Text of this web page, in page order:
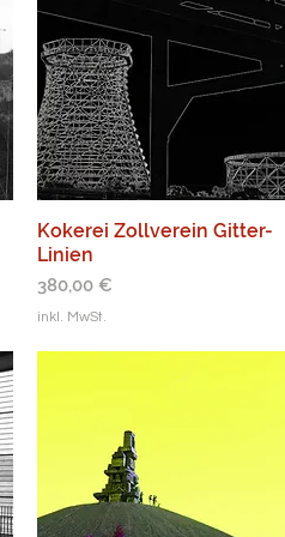
Kokerei Zollverein Gitter-
Linien
Preis
380,00 €
inkl. MwSt.